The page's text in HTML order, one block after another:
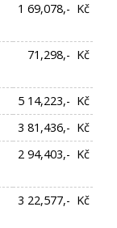
1 69,078,- Kč
71,298,- Kč
5 14,223,- Kč
3 81,436,- Kč
2 94,403,- Kč
3 22,577,- Kč